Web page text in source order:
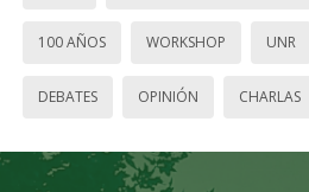
100 AÑOS WORKSHOP UNR
DEBATES OPINIÓN CHARLAS